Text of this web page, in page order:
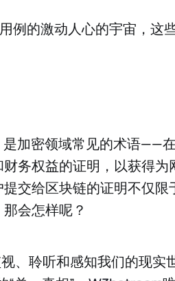
例的激动人心的宇宙，这
加密领域常见的术语——
务权益的证明，以获得为
交给区块链的证明不仅限
那会怎样呢？
、聆听和感知我们的现实